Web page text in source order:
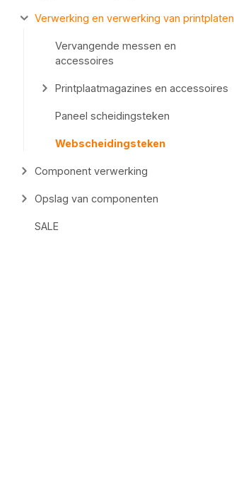
Verwerking en verwerking van printplaten
Vervangende messen en
accessoires
Printplaatmagazines en accessoires
Paneel scheidingsteken
Webscheidingsteken
Component verwerking
Opslag van componenten
SALE